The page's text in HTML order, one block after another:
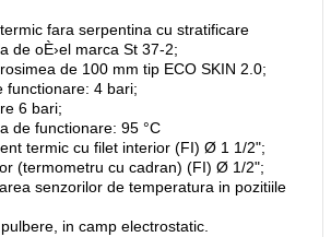
fara serpentina cu stratificare
de oÈ›el marca St 37-2;
de 100 mm tip ECO SKIN 2.0;
functionare: 4 bari;
6 bari;
de functionare: 95 °C
termic cu filet interior (FI) Ø 1 1/2";
(termometru cu cadran) (FI) Ø 1/2";
senzorilor de temperatura in pozitiile
in camp electrostatic.